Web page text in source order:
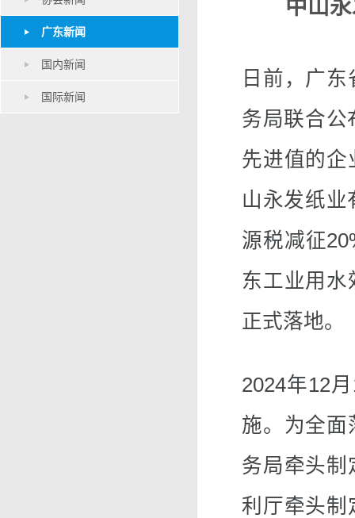
广东新闻
国内新闻
国际新闻
中山
日前，广
务局联合公
先进值的企
山永发纸业
源税减征
东工业用
正式落地。
2024年12
施。为全面
务局牵头制
利厅牵头制